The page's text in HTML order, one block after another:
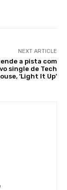
NEXT ARTICLE
a pista com
single de Tech
‘Light It Up’